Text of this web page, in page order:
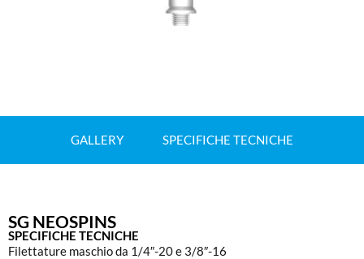
GALLERY SPECIFICHE TECNICHE
SG NEOSPINS
SPECIFICHE TECNICHE
Filettature maschio da 1/4″-20 e 3/8″-16